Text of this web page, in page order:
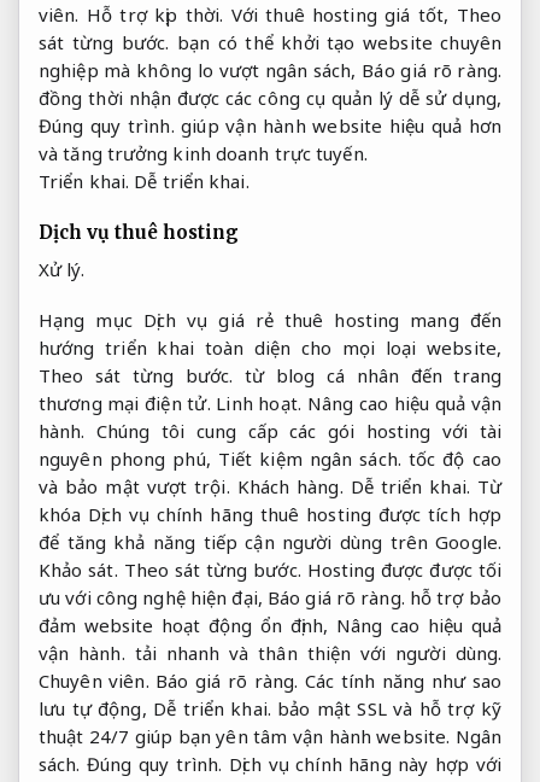
viên. Hỗ trợ kịp thời. Với thuê hosting giá tốt, Theo
sát từng bước. bạn có thể khởi tạo website chuyên
nghiệp mà không lo vượt ngân sách, Báo giá rõ ràng.
đồng thời nhận được các công cụ quản lý dễ sử dụng,
Đúng quy trình. giúp vận hành website hiệu quả hơn
và tăng trưởng kinh doanh trực tuyến.
Triển khai. Dễ triển khai.
Dịch vụ thuê hosting
Xử lý.
Hạng mục Dịch vụ giá rẻ thuê hosting mang đến
hướng triển khai toàn diện cho mọi loại website,
Theo sát từng bước. từ blog cá nhân đến trang
thương mại điện tử. Linh hoạt. Nâng cao hiệu quả vận
hành. Chúng tôi cung cấp các gói hosting với tài
nguyên phong phú, Tiết kiệm ngân sách. tốc độ cao
và bảo mật vượt trội. Khách hàng. Dễ triển khai. Từ
khóa Dịch vụ chính hãng thuê hosting được tích hợp
để tăng khả năng tiếp cận người dùng trên Google.
Khảo sát. Theo sát từng bước. Hosting được được tối
ưu với công nghệ hiện đại, Báo giá rõ ràng. hỗ trợ bảo
đảm website hoạt động ổn định, Nâng cao hiệu quả
vận hành. tải nhanh và thân thiện với người dùng.
Chuyên viên. Báo giá rõ ràng. Các tính năng như sao
lưu tự động, Dễ triển khai. bảo mật SSL và hỗ trợ kỹ
thuật 24/7 giúp bạn yên tâm vận hành website. Ngân
sách. Đúng quy trình. Dịch vụ chính hãng này hợp với